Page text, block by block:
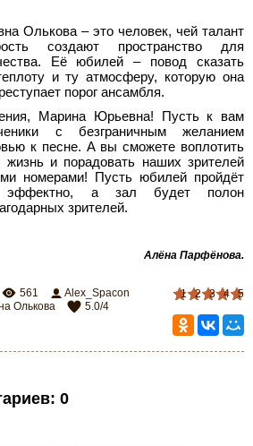
Олькова – это человек, чей талант
создают пространство для
Её юбилей – повод сказать
и ту атмосферу, которую она
порог ансамбля.
Марина Юрьевна! Пусть к вам
с безграничным желанием
к песне. А вы сможете воплотить
и порадовать наших зрителей
номерами! Пусть юбилей пройдёт
эффектно, а зал будет полон
зрителей.
Алёна Парфёнова.
1 2 3 4 5
561
Alex_Spacon
Олькова
5.0/4
: 0